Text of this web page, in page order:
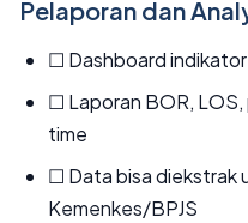
Pelaporan dan
☐ Dashboard
☐ Laporan BOR,
time
☐ Data bisa diekstrak
Kemenkes/BPJS